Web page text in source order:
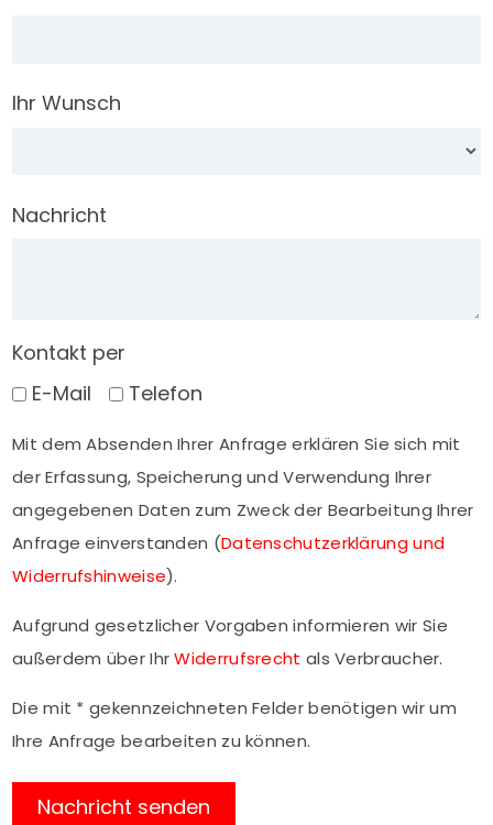
Ihr Wunsch
Nachricht
Kontakt per
E-Mail
Telefon
Mit dem Absenden Ihrer Anfrage erklären Sie sich mit
der Erfassung, Speicherung und Verwendung Ihrer
angegebenen Daten zum Zweck der Bearbeitung Ihrer
Anfrage einverstanden (Datenschutzerklärung und
Widerrufshinweise).
Aufgrund gesetzlicher Vorgaben informieren wir Sie
außerdem über IhrWiderrufsrecht als Verbraucher.
Die mit * gekennzeichneten Felder benötigen wir um
Ihre Anfrage bearbeiten zu können.